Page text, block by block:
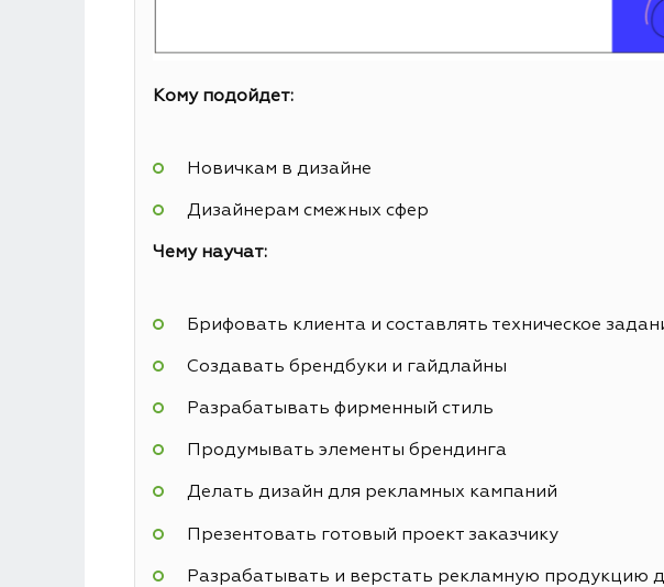
Кому подойдет:
Новичкам в дизайне
Дизайнерам смежных сфер
Чему научат:
Брифовать клиента и составлять техническое
Создавать брендбуки и гайдлайны
Разрабатывать фирменный стиль
Продумывать элементы брендинга
Делать дизайн для рекламных кампаний
Презентовать готовый проект заказчику
Разрабатывать и верстать рекламную продукцию